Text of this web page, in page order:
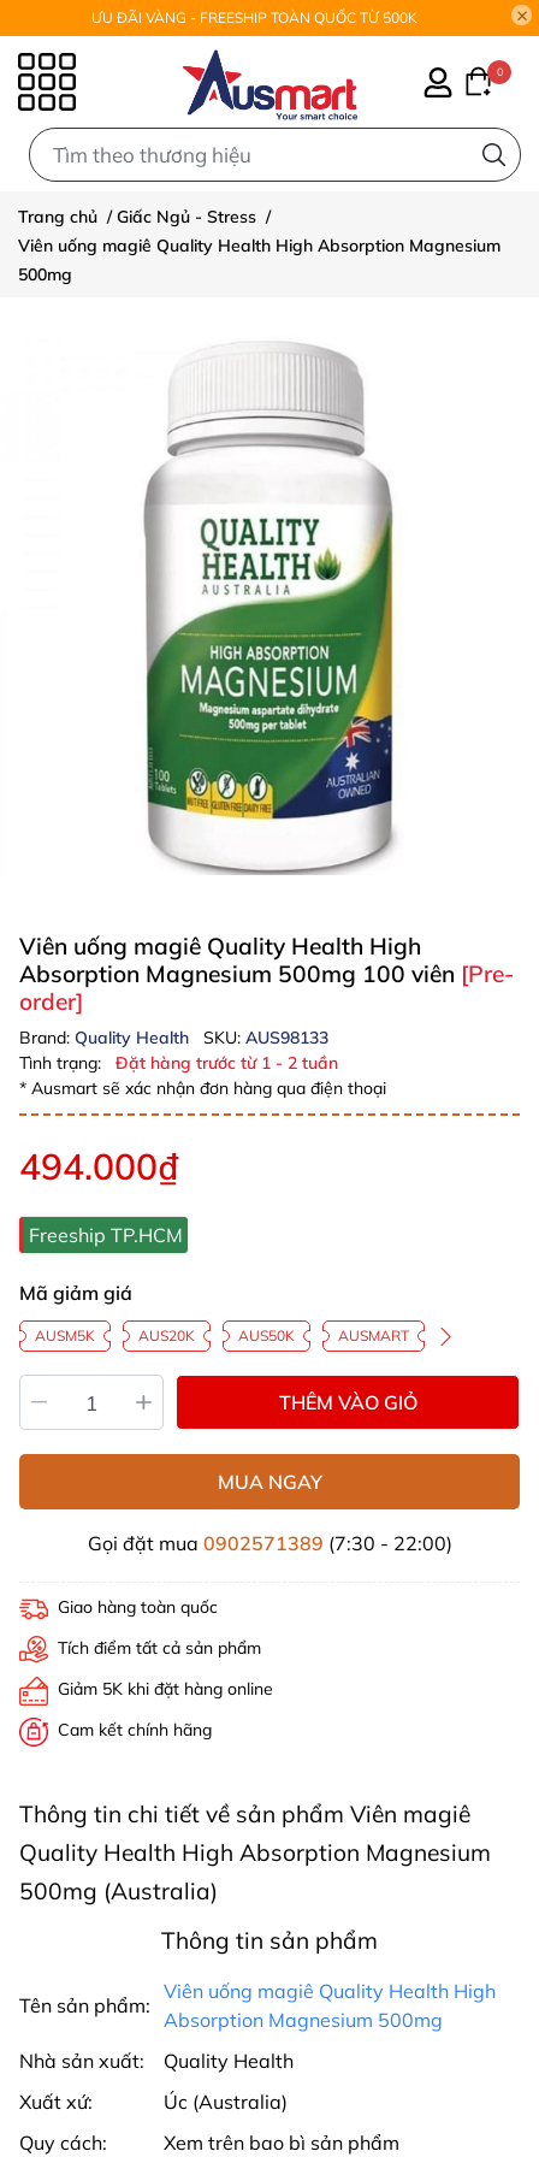
ƯU ĐÃI VÀNG - FREESHIP TOÀN QUỐC TỪ 500K
0
Trang chủ /Giấc Ngủ - Stress /
Viên uống magiê Quality Health High Absorption Magnesium
500mg
Viên uống magiê Quality Health High
Absorption Magnesium 500mg 100 viên [Pre-
order]
Brand: Quality Health SKU: AUS98133
Tình trạng:
Đặt hàng trước từ 1 - 2 tuần
* Ausmart sẽ xác nhận đơn hàng qua điện thoại
494.000₫
Freeship TP.HCM
Mã giảm giá
AUSM5K AUS20K AUS50K AUSMART
THÊM VÀO GIỎ
MUA NGAY
Gọi đặt mua 0902571389 (7:30 - 22:00)
Giao hàng toàn quốc
Tích điểm tất cả sản phẩm
Giảm 5K khi đặt hàng online
Cam kết chính hãng
Thông tin chi tiết về sản phẩm Viên magiê
Quality Health High Absorption Magnesium
500mg (Australia)
Thông tin sản phẩm
Tên sản phẩm:
Viên uống magiê Quality Health High
Absorption Magnesium 500mg
Nhà sản xuất:
Quality Health
Xuất xứ:
Úc (Australia)
Quy cách:
Xem trên bao bì sản phẩm